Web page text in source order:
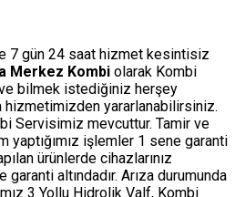
7 gün 24 saat hizmet kesintisiz
Merkez Kombi olarak Kombi
ve bilmek istediğiniz herşey
hizmetimizden yararlanabilirsiniz.
Servisimiz mevcuttur. Tamir ve
yaptığımız işlemler 1 sene garanti
ürünlerde cihazlarınız
altındadır. Arıza durumunda
3 Yollu Hidrolik Valf, Kombi